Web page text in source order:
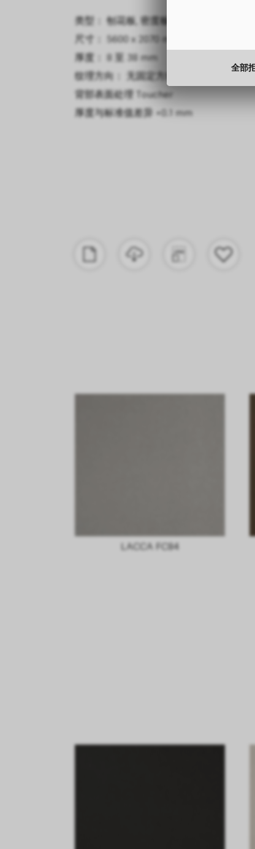
类型： 刨花板, 密度板
尺寸： 5600 x 2070 mm
厚度： 8 至 38 mm
纹理方向： 无固定方向
背部表面处理 Toucher
厚度与标准值差异 +0.1 mm
LACCA FC84
全部